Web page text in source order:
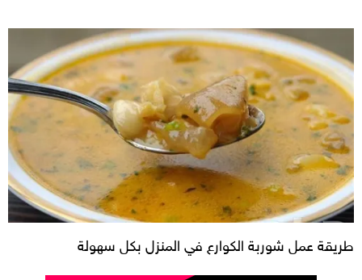
طريقة عمل شوربة الكوارع في المنزل بكل سهولة